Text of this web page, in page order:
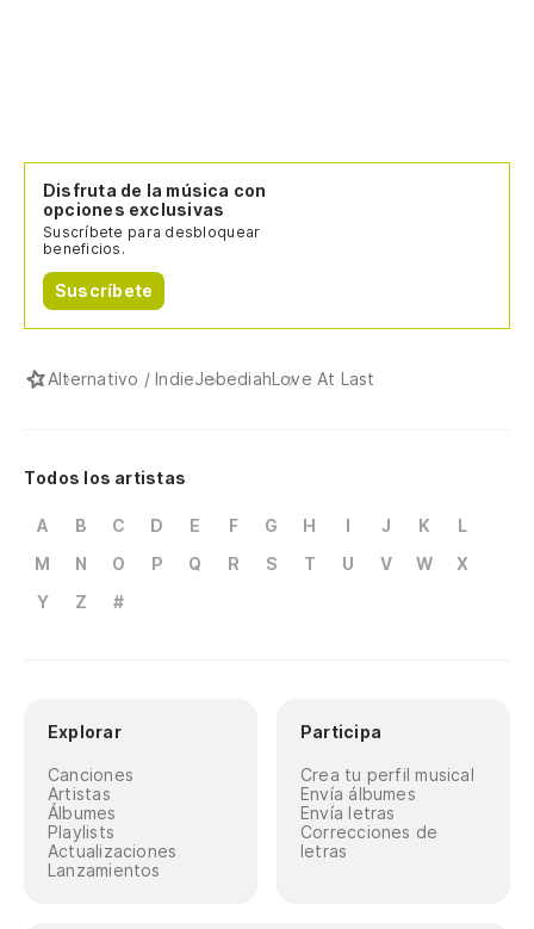
Disfruta de la música con
opciones exclusivas
Suscríbete para desbloquear
beneficios.
Suscríbete
Alternativo / IndieJebediahLove At Last
Todos los artistas
A B C D E F G H I J K
L
M
N O P Q R S T U V W
X
Y
Z #
Explorar
Canciones
Artistas
Álbumes
Playlists
Actualizaciones
Lanzamientos
Participa
Crea tu perfil musical
Envía álbumes
Envía letras
Correcciones de
letras